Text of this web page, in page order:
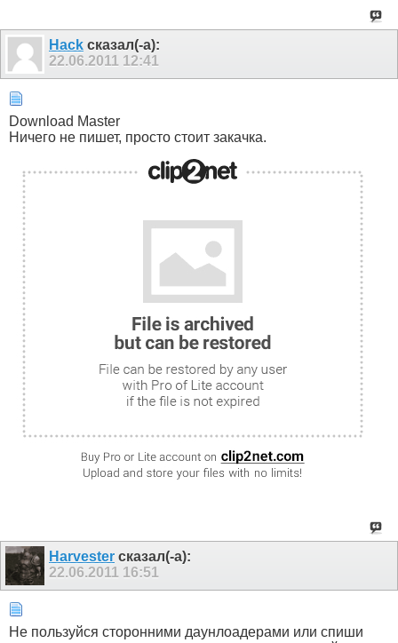
Hack сказал(-а):
22.06.2011 12:41
Download Master
Ничего не пишет, просто стоит закачка.
Harvester сказал(-а):
22.06.2011 16:51
Не пользуйся сторонними даунлоадерами или спиши